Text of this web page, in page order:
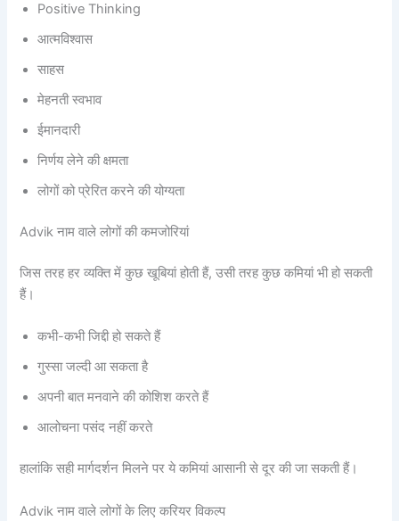
Positive Thinking
आत्मविश्वास
साहस
मेहनती स्वभाव
ईमानदारी
निर्णय लेने की क्षमता
लोगों को प्रेरित करने की योग्यता
Advik नाम वाले लोगों की कमजोरियां
जिस तरह हर व्यक्ति में कुछ खूबियां होती हैं, उसी तरह कुछ कमियां भी हो सकती
हैं।
कभी-कभी जिद्दी हो सकते हैं
गुस्सा जल्दी आ सकता है
अपनी बात मनवाने की कोशिश करते हैं
आलोचना पसंद नहीं करते
हालांकि सही मार्गदर्शन मिलने पर ये कमियां आसानी से दूर की जा सकती हैं।
Advik नाम वाले लोगों के लिए करियर विकल्प